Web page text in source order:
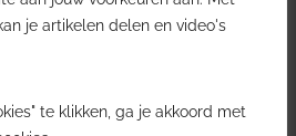
je artikelen delen en video's
te klikken, ga je akkoord met
je gratis
update